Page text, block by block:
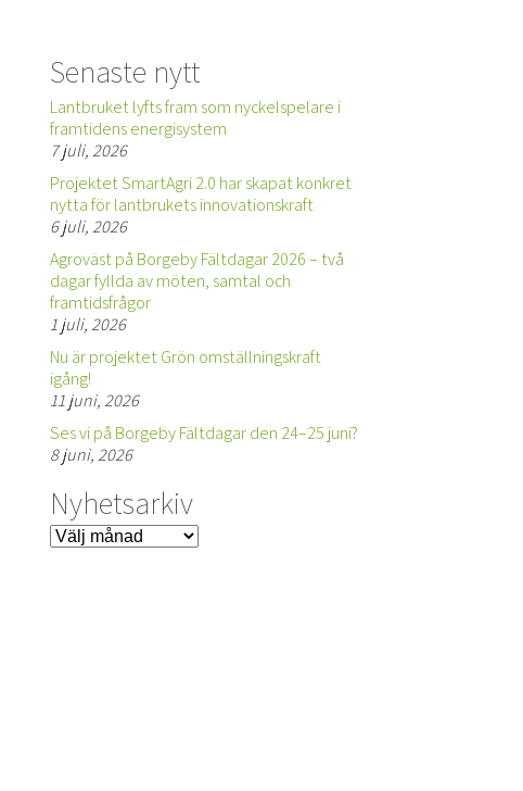
Senaste nytt
Lantbruket lyfts fram som nyckelspelare i
framtidens energisystem
7 juli, 2026
Projektet SmartAgri 2.0 har skapat konkret
nytta för lantbrukets innovationskraft
6 juli, 2026
Agroväst på Borgeby Fältdagar 2026 – två
dagar fyllda av möten, samtal och
framtidsfrågor
1 juli, 2026
Nu är projektet Grön omställningskraft
igång!
11 juni, 2026
Ses vi på Borgeby Fältdagar den 24–25 juni?
8 juni, 2026
Nyhetsarkiv